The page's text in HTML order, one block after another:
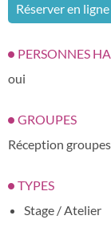
Réserver en ligne
PERSONNES
oui
GROUPES
Réception
TYPES
Stage / Atelier